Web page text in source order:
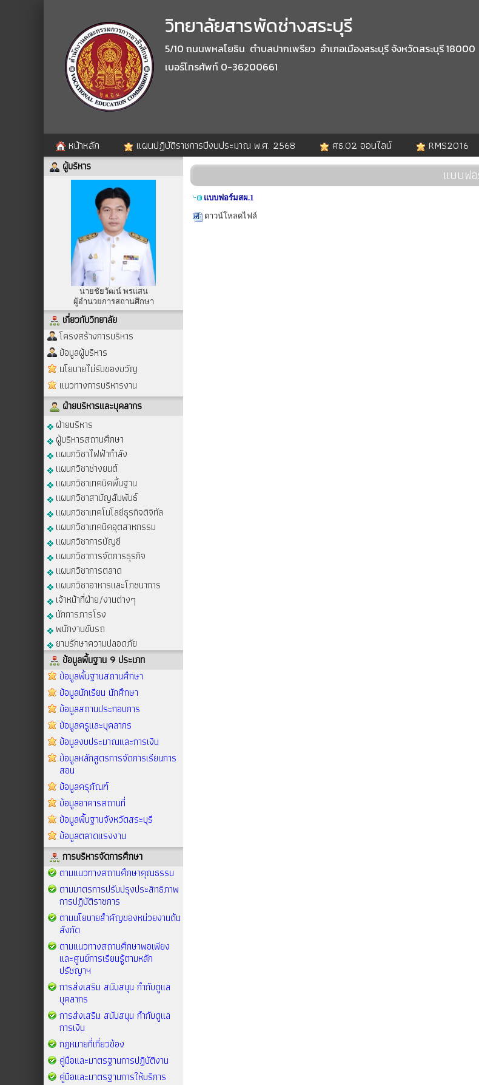
วิทยาลัยสารพัดช่างสระบุรี
5/10 ถนนพหลโยธิน ตำบลปากเพรียว อำเภอเมืองสระบุรี จังหวัดสระบุรี 18000
เบอร์โทรศัพท์ 0-36200661
หน้าหลัก แผนปฏิบัติราชการปีงบประมาณ พ.ศ. 2568 ศธ.02 ออนไลน์ RMS2016
ผู้บริหาร
นายชัยวัฒน์ พรแสน
ผู้อำนวยการสถานศึกษา
เกี่ยวกับวิทยาลัย
โครงสร้างการบริหาร
ข้อมูลผู้บริหาร
นโยบายไม่รับของขวัญ
แนวทางการบริหารงาน
ฝ่ายบริหารและบุคลากร
ฝ่ายบริหาร
ผู้บริหารสถานศึกษา
แผนกวิชาไฟฟ้ากำลัง
แผนกวิชาช่างยนต์
แผนกวิชาเทคนิคพื้นฐาน
แผนกวิชาสามัญสัมพันธ์
แผนกวิชาเทคโนโลยีธุรกิจดิจิทัล
แผนกวิชาเทคนิคอุตสาหกรรม
แผนกวิชาการบัญชี
แผนกวิชาการจัดการธุรกิจ
แผนกวิชาการตลาด
แผนกวิชาอาหารและโภชนาการ
เจ้าหน้าที่ฝ่าย/งานต่างๆ
นักการภารโรง
พนักงานขับรถ
ยามรักษาความปลอดภัย
ข้อมูลพื้นฐาน 9 ประเภท
ข้อมูลพื้นฐานสถานศึกษา
ข้อมูลนักเรียน นักศึกษา
ข้อมูลสถานประกอบการ
ข้อมูลครูและบุคลากร
ข้อมูลงบประมาณและการเงิน
ข้อมูลหลักสูตรการจัดการเรียนการ
สอน
ข้อมูลครุภัณฑ์
ข้อมูลอาคารสถานที่
ข้อมูลพื้นฐานจังหวัดสระบุรี
ข้อมูลตลาดแรงงาน
การบริหารจัดการศึกษา
ตามแนวทางสถานศึกษาคุณธรรม
ตามมาตรการปรับปรุงประสิทธิภาพ
การปฏิบัติราชการ
ตามนโยบายสำคัญของหน่วยงานต้น
สังกัด
ตามแนวทางสถานศึกษาพอเพียง
และศูนย์การเรียนรู้ตามหลัก
ปรัชญาฯ
การส่งเสริม สนับสนุน กำกับดูแล
บุคลากร
การส่งเสริม สนับสนุน กำกับดูแล
การเงิน
กฏหมายที่เกี่ยวข้อง
คู่มือและมาตรฐานการปฏิบัติงาน
คู่มือและมาตรฐานการให้บริการ
แบบฟ
แบบฟอร์มสผ.1
ดาวน์โหลดไฟล์